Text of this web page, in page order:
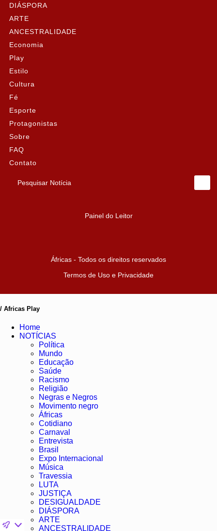
DIÁSPORA
ARTE
ANCESTRALIDADE
Economia
Play
Estilo
Cultura
Fé
Esporte
Protagonistas
Sobre
FAQ
Contato
Pesquisar Notícia
Painel do Leitor
Áfricas - Todos os direitos reservados
Termos de Uso e Privacidade
/ Africas Play
Home
NOTÍCIAS
Política
Mundo
Educação
Saúde
Racismo
Religião
Negras e Negros
Movimento negro
Áfricas
Cotidiano
Carnaval
Entrevista
Brasil
Expo Internacional
Música
Travessia
LUTA
JUSTIÇA
DESIGUALDADE
DIÁSPORA
ARTE
ANCESTRALIDADE